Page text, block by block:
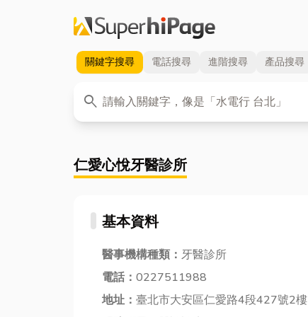
關鍵字搜尋 電話搜尋 進階搜尋 產品搜尋
search
關鍵字
仁愛心悅牙醫診所
基本資料
醫事機構種類： 牙醫診所
電話： 0227511988
地址： 臺北市大安區仁愛路4段427號2樓